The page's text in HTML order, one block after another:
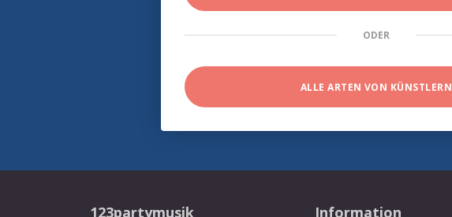
ODER
ALLE ARTEN VON KÜNSTLERN
123partymusik Information